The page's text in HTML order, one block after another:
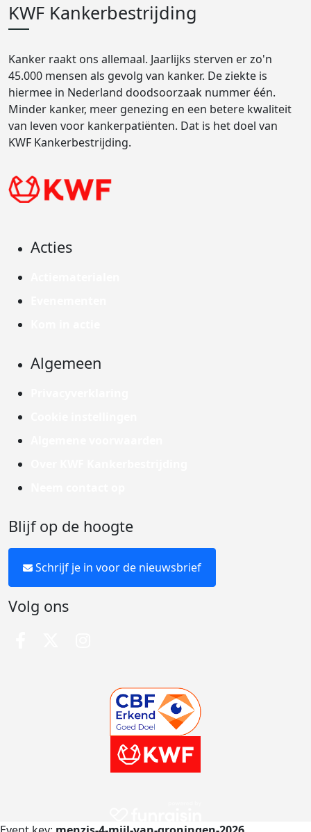
KWF Kankerbestrijding
Kanker raakt ons allemaal. Jaarlijks sterven er zo'n
45.000 mensen als gevolg van kanker. De ziekte is
hiermee in Nederland doodsoorzaak nummer één.
Minder kanker, meer genezing en een betere kwaliteit
van leven voor kankerpatiënten. Dat is het doel van
KWF Kankerbestrijding.
Acties
Algemeen
Blijf op de hoogte
Schrijf je in voor de nieuwsbrief
Volg ons